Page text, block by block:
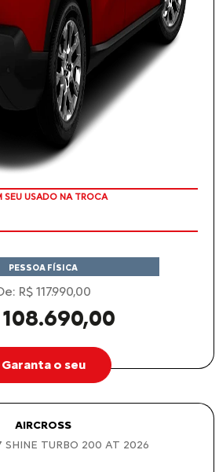
SEU USADO NA TROCA
PESSOA FÍSICA
R$ 117.990,00
108.690,00
Garanta o seu
AIRCROSS
SHINE TURBO 200 AT 2026